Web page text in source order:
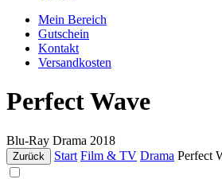
Mein Bereich
Gutschein
Kontakt
Versandkosten
Perfect Wave
Blu-Ray Drama 2018
Zurück Start Film & TV Drama Perfect